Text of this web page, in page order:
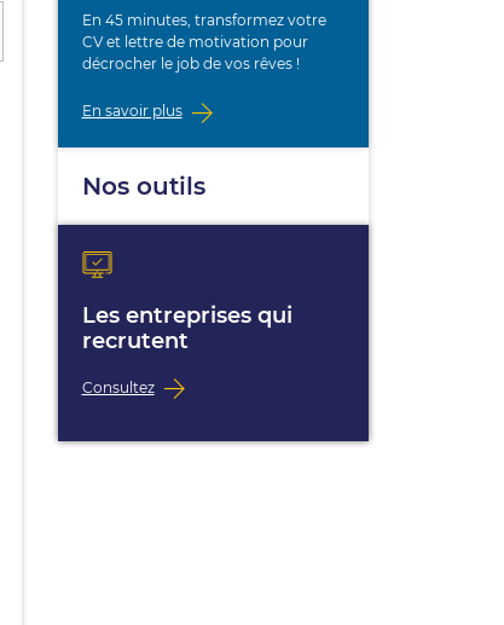
En 45 minutes, transformez votre
CV et lettre de motivation pour
décrocher le job de vos rêves !
En savoir plus
Nos outils
Les entreprises qui
recrutent
Consultez